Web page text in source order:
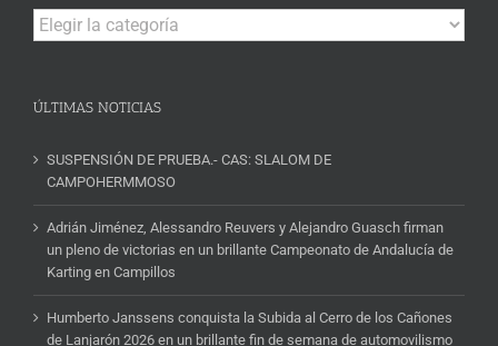
Campeonatos
y
ÚLTIMAS NOTICIAS
SUSPENSIÓN DE PRUEBA.- CAS: SLALOM DE
CAMPOHERMMOSO
Adrián Jiménez, Alessandro Reuvers y Alejandro Guasch firman
un pleno de victorias en un brillante Campeonato de Andalucía de
Karting en Campillos
Humberto Janssens conquista la Subida al Cerro de los Cañones
de Lanjarón 2026 en un brillante fin de semana de automovilismo